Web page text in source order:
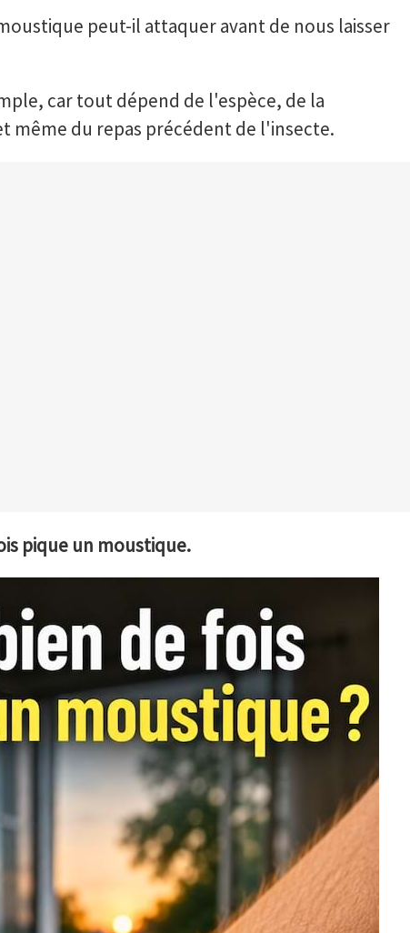
peut-il attaquer avant de nous laisser
car tout dépend de l'espèce, de la
même du repas précédent de l'insecte.
pique un moustique.